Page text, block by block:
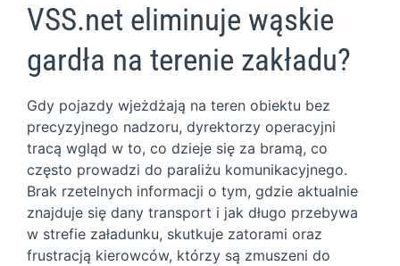
VSS.net eliminuje wąskie
gardła na terenie zakładu?
Gdy pojazdy wjeżdżają na teren obiektu bez
precyzyjnego nadzoru, dyrektorzy operacyjni
tracą wgląd w to, co dzieje się za bramą, co
często prowadzi do paraliżu komunikacyjnego.
Brak rzetelnych informacji o tym, gdzie aktualnie
znajduje się dany transport i jak długo przebywa
w strefie załadunku, skutkuje zatorami oraz
frustracją kierowców, którzy są zmuszeni do